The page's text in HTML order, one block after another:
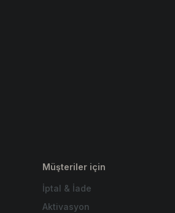
Müşteriler için
İptal & İade
Aktivasyon